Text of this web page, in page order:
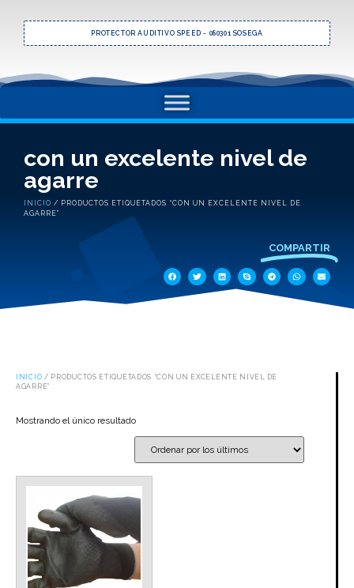
PROTECTOR AUDITIVO SPEED - 080301 SOSEGA
con un excelente nivel de
agarre
INICIO / PRODUCTOS ETIQUETADOS “CON UN EXCELENTE NIVEL DE
AGARRE”
COMPARTIR
INICIO / PRODUCTOS ETIQUETADOS “CON UN EXCELENTE NIVEL DE
AGARRE”
Mostrando el único resultado